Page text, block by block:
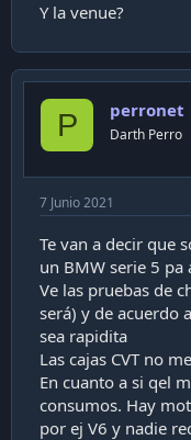
Y la venue?
P perronet
Darth Perro
7 Junio 2021
Te van a decir que
un BMW serie 5 pa
Ve las pruebas de
será) y de acuerdo
sea rapidita
Las cajas CVT no
En cuanto a si qel
consumos. Hay
por ej V6 y nadie